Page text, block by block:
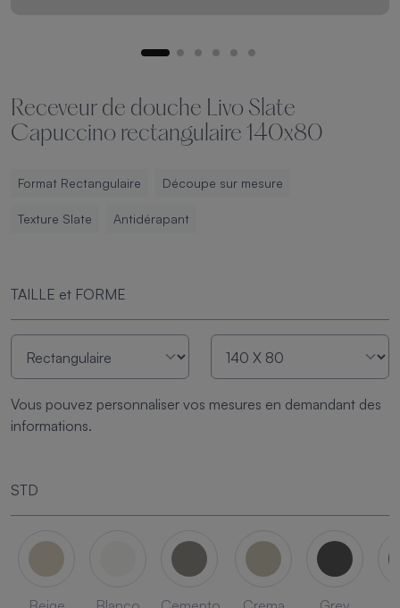
Receveur de douche Livo Slate
Capuccino rectangulaire 140x80
Format Rectangulaire Découpe sur mesure
Texture Slate Antidérapant
TAILLE et FORME
Vous pouvez personnaliser vos mesures en demandant des
informations.
STD